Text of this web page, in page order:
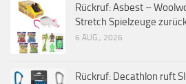
Rückruf: Asbest –
Stretch Spielzeuge
6 AUG., 2026
Rückruf: Decathlon ruft